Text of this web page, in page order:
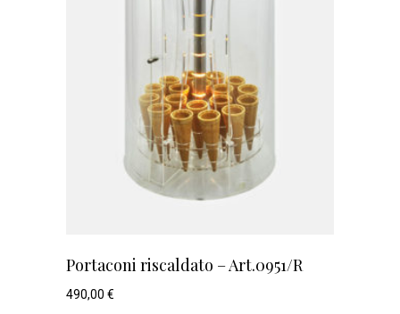
Portaconi riscaldato – Art.0951/R
490,00 €